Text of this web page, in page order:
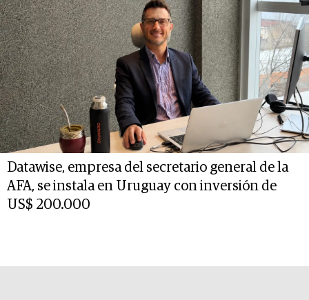
Datawise, empresa del secretario general de la
AFA, se instala en Uruguay con inversión de
US$ 200.000